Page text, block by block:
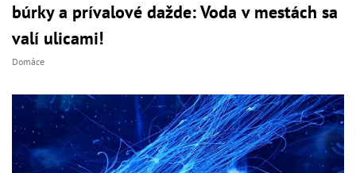
búrky a prívalové dažde: Voda v mestách sa
valí ulicami!
Domáce